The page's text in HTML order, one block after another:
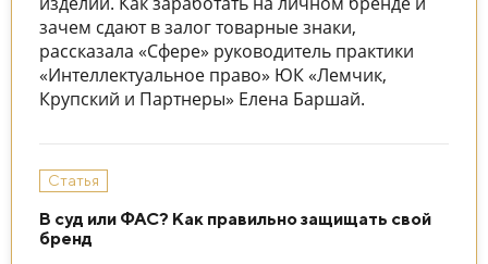
зачем сдают в залог товарные знаки,
рассказала «Сфере» руководитель практики
«Интеллектуальное право» ЮК «Лемчик,
Крупский и Партнеры» Елена Баршай.
Статья
В суд или ФАС? Как правильно защищать свой
бренд